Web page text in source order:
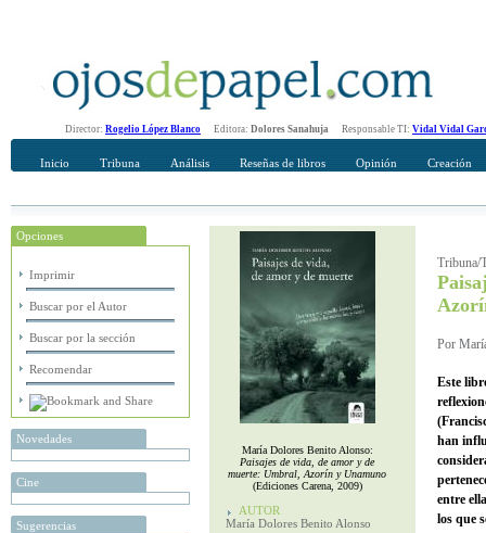
Director: Rogelio López Blanco Editora: Dolores Sanahuja Responsable TI: Vidal Vidal
Inicio Tribuna Análisis Reseñas de libros Opinión Creación
Opciones
Imprimir
Buscar por el Autor
Buscar por la sección
Recomendar
Novedades
Cine
Sugerencias
Recomendar
Su nombre Completo
María Dolores Benito Alonso:
Paisajes de vida, de amor y de
muerte: Umbral, Azorín y Unamuno
(Ediciones Carena, 2009)
AUTOR
María Dolores Benito Alonso
Tribuna/
Por
Este
han
entre
los que